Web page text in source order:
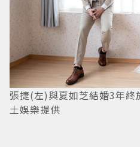
張捷(左)與夏如芝結婚3年終
土娛樂提供